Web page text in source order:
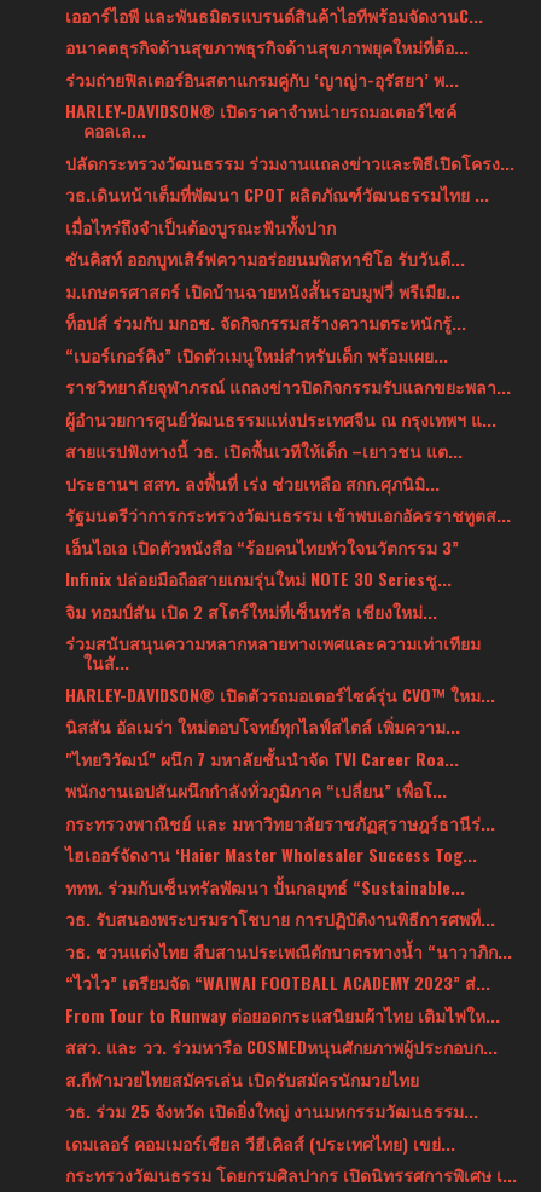
เออาร์ไอพี และพันธมิตรแบรนด์สินค้าไอทีพร้อมจัดงานC...
อนาคตธุรกิจด้านสุขภาพธุรกิจด้านสุขภาพยุคใหม่ที่ต้อ...
ร่วมถ่ายฟิลเตอร์อินสตาแกรมคู่กับ ‘ญาญ่า-อุรัสยา’ พ...
HARLEY-DAVIDSON® เปิดราคาจำหน่ายรถมอเตอร์ไซค์
คอลเล...
ปลัดกระทรวงวัฒนธรรม ร่วมงานแถลงข่าวและพิธีเปิดโครง...
วธ.เดินหน้าเต็มที่พัฒนา CPOT ผลิตภัณฑ์วัฒนธรรมไทย ...
เมื่อไหร่ถึงจำเป็นต้องบูรณะฟันทั้งปาก
ซันคิสท์ ออกบูทเสิร์ฟความอร่อยนมพิสทาชิโอ รับวันดื...
ม.เกษตรศาสตร์ เปิดบ้านฉายหนังสั้นรอบมูฟวี่ พรีเมีย...
ท็อปส์ ร่วมกับ มกอช. จัดกิจกรรมสร้างความตระหนักรู้...
“เบอร์เกอร์คิง” เปิดตัวเมนูใหม่สำหรับเด็ก พร้อมเผย...
ราชวิทยาลัยจุฬาภรณ์ แถลงข่าวปิดกิจกรรมรับแลกขยะพลา...
ผู้อำนวยการศูนย์วัฒนธรรมแห่งประเทศจีน ณ กรุงเทพฯ แ...
สายแรปฟังทางนี้ วธ. เปิดพื้นเวทีให้เด็ก –เยาวชน แต...
ประธานฯ สสท. ลงพื้นที่ เร่ง ช่วยเหลือ สกก.ศุภนิมิ...
รัฐมนตรีว่าการกระทรวงวัฒนธรรม เข้าพบเอกอัครราชทูตส...
เอ็นไอเอ เปิดตัวหนังสือ “ร้อยคนไทยหัวใจนวัตกรรม 3”
Infinix ปล่อยมือถือสายเกมรุ่นใหม่ NOTE 30 Seriesชู...
จิม ทอมป์สัน เปิด 2 สโตร์ใหม่ที่เซ็นทรัล เชียงใหม่...
ร่วมสนับสนุนความหลากหลายทางเพศและความเท่าเทียม
ในสั...
HARLEY-DAVIDSON® เปิดตัวรถมอเตอร์ไซค์รุ่น CVO™ ใหม...
นิสสัน อัลเมร่า ใหม่ตอบโจทย์ทุกไลฟ์สไตล์ เพิ่มความ...
"ไทยวิวัฒน์" ผนึก 7 มหาลัยชั้นนำจัด TVI Career Roa...
พนักงานเอปสันผนึกกำลังทั่วภูมิภาค “เปลี่ยน” เพื่อโ...
กระทรวงพาณิชย์ และ มหาวิทยาลัยราชภัฏสุราษฎร์ธานีร่...
ไฮเออร์จัดงาน ‘Haier Master Wholesaler Success Tog...
ททท. ร่วมกับเซ็นทรัลพัฒนา ปั้นกลยุทธ์ “Sustainable...
วธ. รับสนองพระบรมราโชบาย การปฏิบัติงานพิธีการศพที่...
วธ. ชวนแต่งไทย สืบสานประเพณีตักบาตรทางน้ำ “นาวาภิก...
“ไวไว” เตรียมจัด “WAIWAI FOOTBALL ACADEMY 2023” ส่...
From Tour to Runway ต่อยอดกระแสนิยมผ้าไทย เติมไฟให...
สสว. และ วว. ร่วมหารือ COSMEDหนุนศักยภาพผู้ประกอบก...
ส.กีฬามวยไทยสมัครเล่น เปิดรับสมัครนักมวยไทย
วธ. ร่วม 25 จังหวัด เปิดยิ่งใหญ่ งานมหกรรมวัฒนธรรม...
เดมเลอร์ คอมเมอร์เชียล วีฮีเคิลส์ (ประเทศไทย) เขย่...
กระทรวงวัฒนธรรม โดยกรมศิลปากร เปิดนิทรรศการพิเศษ เ...